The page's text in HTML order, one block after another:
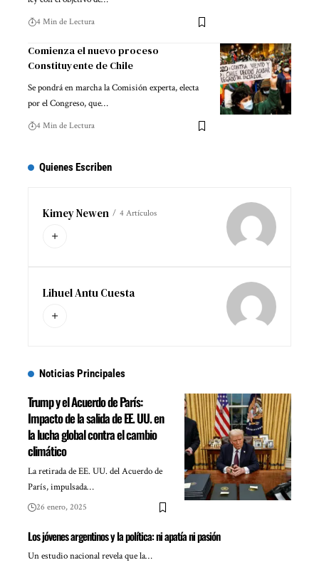
4 Min de Lectura
Comienza el nuevo proceso
Constituyente de Chile
Se pondrá en marcha la Comisión experta, electa
por el Congreso, que…
4 Min de Lectura
Quienes Escriben
Kimey Newen 4 Artículos
Lihuel Antu Cuesta
Noticias Principales
Trump y el Acuerdo de París:
Impacto de la salida de EE. UU. en
la lucha global contra el cambio
climático
La retirada de EE. UU. del Acuerdo de
París, impulsada…
26 enero, 2025
Los jóvenes argentinos y la política: ni apatía ni pasión
Un estudio nacional revela que la…